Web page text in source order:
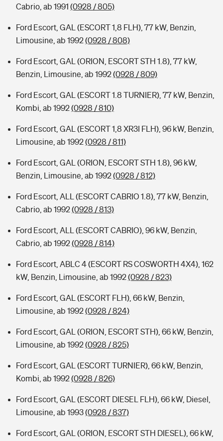
Cabrio, ab 1991 (0928 / 805)
Ford Escort, GAL (ESCORT 1,8 FLH), 77 kW, Benzin,
Limousine, ab 1992(0928 / 808)
Ford Escort, GAL (ORION, ESCORT STH 1.8), 77 kW,
Benzin, Limousine, ab 1992(0928 / 809)
Ford Escort, GAL (ESCORT 1.8 TURNIER), 77 kW, Benzin,
Kombi, ab 1992(0928 / 810)
Ford Escort, GAL (ESCORT 1,8 XR3I FLH), 96 kW, Benzin,
Limousine, ab 1992(0928 / 811)
Ford Escort, GAL (ORION, ESCORT STH 1.8), 96 kW,
Benzin, Limousine, ab 1992(0928 / 812)
Ford Escort, ALL (ESCORT CABRIO 1.8), 77 kW, Benzin,
Cabrio, ab 1992(0928 / 813)
Ford Escort, ALL (ESCORT CABRIO), 96 kW, Benzin,
Cabrio, ab 1992(0928 / 814)
Ford Escort, ABLC 4 (ESCORT RS COSWORTH 4X4), 162
kW, Benzin, Limousine, ab 1992(0928 / 823)
Ford Escort, GAL (ESCORT FLH), 66 kW, Benzin,
Limousine, ab 1992(0928 / 824)
Ford Escort, GAL (ORION, ESCORT STH), 66 kW, Benzin,
Limousine, ab 1992(0928 / 825)
Ford Escort, GAL (ESCORT TURNIER), 66 kW, Benzin,
Kombi, ab 1992(0928 / 826)
Ford Escort, GAL (ESCORT DIESEL FLH), 66 kW, Diesel,
Limousine, ab 1993(0928 / 837)
Ford Escort, GAL (ORION, ESCORT STH DIESEL), 66 kW,